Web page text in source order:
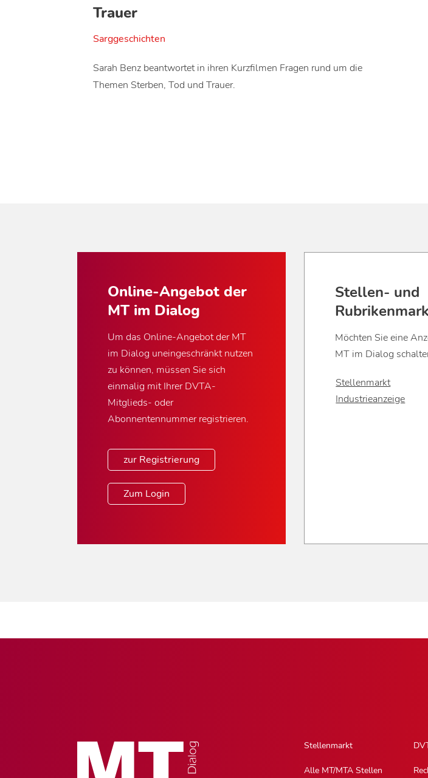
Trauer
Sarggeschichten
Sarah Benz beantwortet in ihren Kurzfilmen Fragen rund um die
Themen Sterben, Tod und Trauer.
Online-Angebot der
MT im Dialog
Um das Online-Angebot der MT
im Dialog uneingeschränkt nutzen
zu können, müssen Sie sich
einmalig mit Ihrer DVTA-
Mitglieds- oder
Abonnentennummer registrieren.
zur Registrierung
Zum Login
Stellen- und
Möchten Sie eine
MT im Dialog
Stellenmarkt
Industrieanzeige
Stellenmarkt
Alle MT/MTA Stellen